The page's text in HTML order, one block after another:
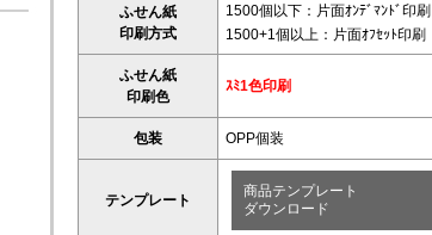
ふせん紙
印刷方式
1500個以下：片面ｵﾝﾃﾞﾏﾝﾄﾞ印刷
1500+1個以上：片面ｵﾌｾｯﾄ印刷
ふせん紙
印刷色
ｽﾐ1色印刷
包装 OPP個装
テンプレート
商品テンプレート
ダウンロード